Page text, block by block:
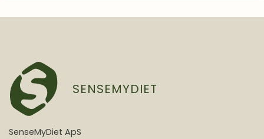
SENSEMYDIET
SenseMyDiet ApS